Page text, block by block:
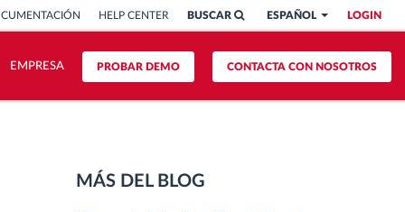
LOGIN
ESPAÑOL
BUSCAR
HELP CENTER
CONTACTA CON NOSOTROS
PROBAR DEMO
EMPRESA
MÁS DEL BLOG